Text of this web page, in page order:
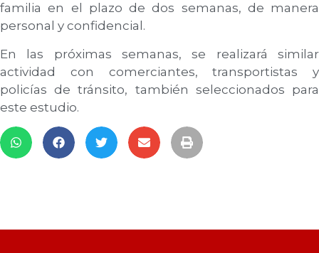
familia en el plazo de dos semanas, de manera
personal y confidencial.
En las próximas semanas, se realizará similar
actividad con comerciantes, transportistas y
policías de tránsito, también seleccionados para
este estudio.